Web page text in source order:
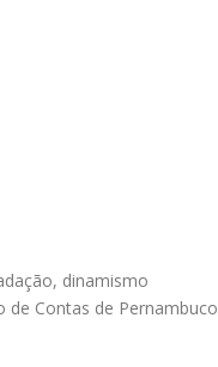
dinamismo
Contas de Pernambuco